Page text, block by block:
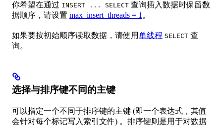
你希望在通过 INSERT ... SELECT 查询插入数据时保留数
据顺序，请设置 max_insert_threads = 1 。
如果要按初始顺序读取数据，请使用单线程 SELECT 查
询。
选择与排序键不同的主键
可以指定一个不同于排序键的主键 (即一个表达式，其值
会针对每个标记写入索引文件) 。排序键则是用于对数据